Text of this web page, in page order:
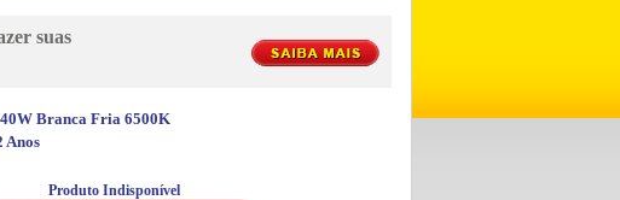
suas
Branca Fria 6500K
Anos
Produto Indisponível